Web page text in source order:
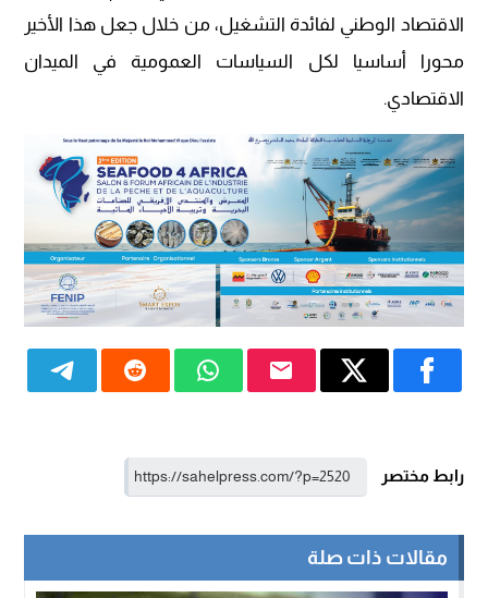
الاقتصاد الوطني لفائدة التشغيل، من خلال جعل هذا الأخير
محورا أساسيا لكل السياسات العمومية في الميدان
الاقتصادي.
رابط مختصر
مقالات ذات صلة